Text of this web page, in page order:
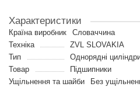
Характеристики
Країна виробник
Словаччина
Техніка
ZVL SLOVAKIA
Тип
Однорядні
Товар
Підшипники
Ущільнення та шайби
Без